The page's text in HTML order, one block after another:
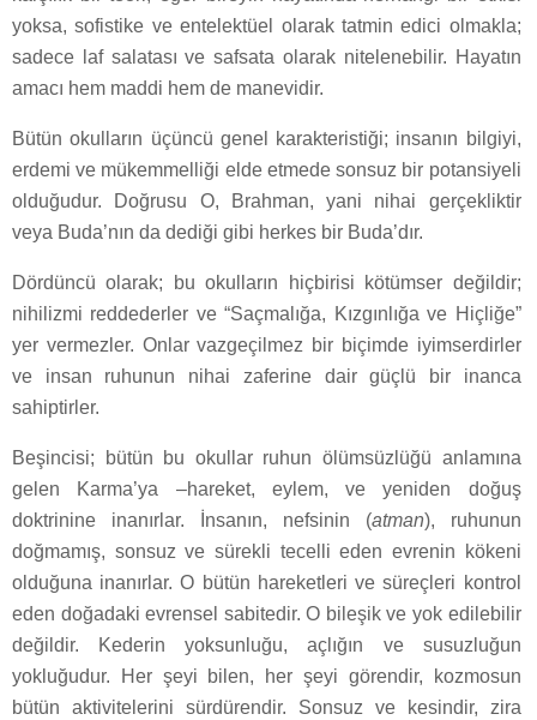
yoksa, sofistike ve entelektüel olarak tatmin edici olmakla;
sadece laf salatası ve safsata olarak nitelenebilir. Hayatın
amacı hem maddi hem de manevidir.
Bütün okulların üçüncü genel karakteristiği; insanın bilgiyi,
erdemi ve mükemmelliği elde etmede sonsuz bir potansiyeli
olduğudur. Doğrusu O, Brahman, yani nihai gerçekliktir
veya Buda’nın da dediği gibi herkes bir Buda’dır.
Dördüncü olarak; bu okulların hiçbirisi kötümser değildir;
nihilizmi reddederler ve “Saçmalığa, Kızgınlığa ve Hiçliğe”
yer vermezler. Onlar vazgeçilmez bir biçimde iyimserdirler
ve insan ruhunun nihai zaferine dair güçlü bir inanca
sahiptirler.
Beşincisi; bütün bu okullar ruhun ölümsüzlüğü anlamına
gelen Karma’ya –hareket, eylem, ve yeniden doğuş
doktrinine inanırlar. İnsanın, nefsinin (atman), ruhunun
doğmamış, sonsuz ve sürekli tecelli eden evrenin kökeni
olduğuna inanırlar. O bütün hareketleri ve süreçleri kontrol
eden doğadaki evrensel sabitedir. O bileşik ve yok edilebilir
değildir. Kederin yoksunluğu, açlığın ve susuzluğun
yokluğudur. Her şeyi bilen, her şeyi görendir, kozmosun
bütün aktivitelerini sürdürendir. Sonsuz ve kesindir, zira